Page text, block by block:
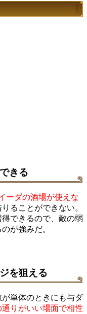
きる
ーダの酒場が使えな
ることができない。
得できるので、敵の弱
が強みだ。
を狙える
単体のときにも与ダ
通りがいい場面で相性